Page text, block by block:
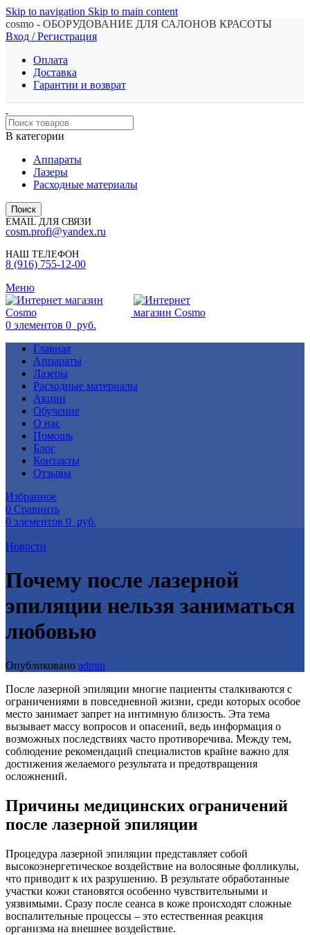
Skip to navigation Skip to main content
cosmo - ОБОРУДОВАНИЕ ДЛЯ САЛОНОВ КРАСОТЫ
Вход / Регистрация
Оплата
Доставка
Гарантии и возврат
В категории
Аппараты
Лазеры
Расходные материалы
Поиск
EMAIL ДЛЯ СВЯЗИ
cosm.profi@yandex.ru
НАШ ТЕЛЕФОН
8 (916) 755-12-00
Меню
0 элементов 0 руб.
Главная
Аппараты
Лазеры
Расходные материалы
Акции
Обучение
О нас
Помощь
Блог
Контакты
Отзывы
Избранное
0 Сравнить
0 элементов 0 руб.
Новости
Почему после лазерной
эпиляции нельзя заниматься
любовью
Опубликовано admin
После лазерной эпиляции многие пациенты сталкиваются с
ограничениями в повседневной жизни, среди которых особое
место занимает запрет на интимную близость. Эта тема
вызывает массу вопросов и опасений, ведь информация о
возможных последствиях часто противоречива. Между тем,
соблюдение рекомендаций специалистов крайне важно для
достижения желаемого результата и предотвращения
осложнений.
Причины медицинских ограничений
после лазерной эпиляции
Процедура лазерной эпиляции представляет собой
высокоэнергетическое воздействие на волосяные фолликулы,
что приводит к их разрушению. В результате обработанные
участки кожи становятся особенно чувствительными и
уязвимыми. Сразу после сеанса в коже происходят сложные
воспалительные процессы – это естественная реакция
организма на внешнее воздействие.